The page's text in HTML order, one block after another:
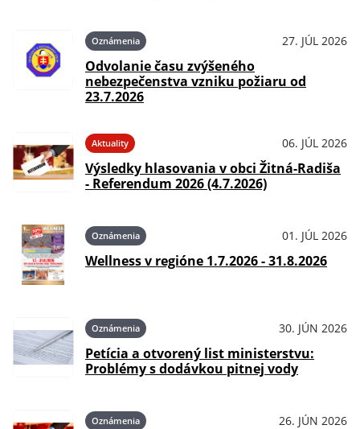
Oznámenia 27. JÚL 2026
Odvolanie času zvýšeného
nebezpečenstva vzniku požiaru od
23.7.2026
Aktuality 06. JÚL 2026
Výsledky hlasovania v obci Žitná-Radiša
- Referendum 2026 (4.7.2026)
Oznámenia 01. JÚL 2026
Wellness v regióne 1.7.2026 - 31.8.2026
Oznámenia 30. JÚN 2026
Petícia a otvorený list ministerstvu:
Problémy s dodávkou pitnej vody
Oznámenia 26. JÚN 2026